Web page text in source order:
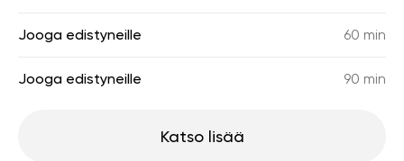
Jooga edistyneille 60 min
Jooga edistyneille 90 min
Katso lisää